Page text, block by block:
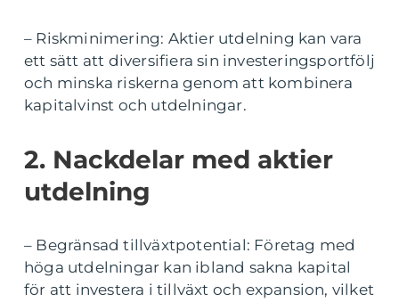
– Riskminimering: Aktier utdelning kan vara
ett sätt att diversifiera sin investeringsportfölj
och minska riskerna genom att kombinera
kapitalvinst och utdelningar.
2. Nackdelar med aktier
utdelning
– Begränsad tillväxtpotential: Företag med
höga utdelningar kan ibland sakna kapital
för att investera i tillväxt och expansion, vilket